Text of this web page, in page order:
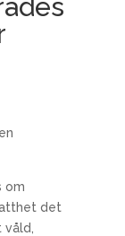
om
det